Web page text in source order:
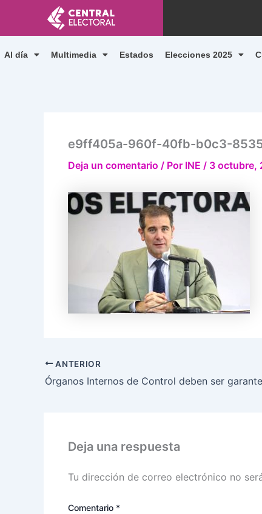
contenido
Al día Multimedia Estados Elecciones 2025
e9ff405a-960f-40fb-b0c3-
Deja un comentario / Por INE / 3 octubre,
ANTERIOR
Deja una respuesta
Tu dirección de correo electrónico no
Comentario *